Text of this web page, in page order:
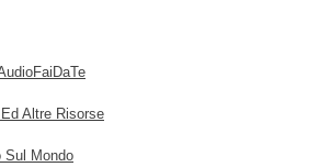
Altre Risorse
Mondo